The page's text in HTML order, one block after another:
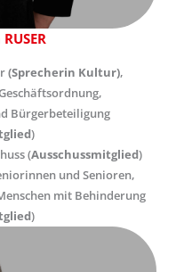
(Sprecherin Kultur),
Bürgerbeteiligung
)
(Ausschussmitglied)
und Senioren,
mit Behinderung
)